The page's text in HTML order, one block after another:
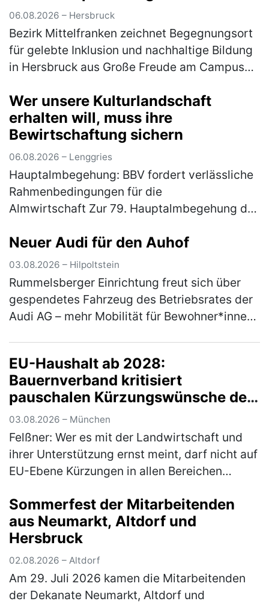
06.08.2026 – Hersbruck
Bezirk Mittelfranken zeichnet Begegnungsort
für gelebte Inklusion und nachhaltige Bildung
in Hersbruck aus Große Freude am Campus
des Fachbereichs Autismus d…(mehr)
Wer unsere Kulturlandschaft
erhalten will, muss ihre
Bewirtschaftung sichern
06.08.2026 – Lenggries
Hauptalmbegehung: BBV fordert verlässliche
Rahmenbedingungen für die
Almwirtschaft Zur 79. Hauptalmbegehung des
Mittwoch (5. August) auf den
Schönbergalmen be…
Neuer Audi für den Auhof
03.08.2026 – Hilpoltstein
Rummelsberger Einrichtung freut sich über
gespendetes Fahrzeug des Betriebsrates der
Audi AG – mehr Mobilität für Bewohner*innen
EU-Haushalt ab 2028:
Bauernverband kritisiert
pauschalen Kürzungswünsche der
Bundesregierung
03.08.2026 – München
Felßner: Wer es mit der Landwirtschaft und
ihrer Unterstützung ernst meint, darf nicht auf
EU-Ebene Kürzungen in allen Bereichen
kürzlich in Dublin vonseit…(mehr)
Sommerfest der Mitarbeitenden
aus Neumarkt, Altdorf und
Hersbruck
02.08.2026 – Altdorf
Am 29. Juli 2026 kamen die Mitarbeitenden
der Dekanate Neumarkt, Altdorf und